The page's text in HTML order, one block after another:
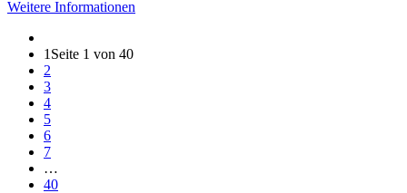
Weitere Informationen
1 Seite 1 von 40
2
3
4
5
6
7
…
40